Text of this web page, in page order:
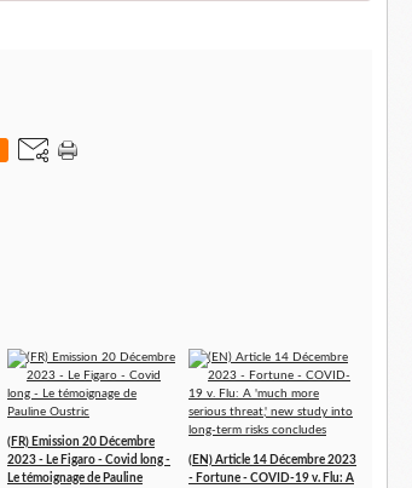
(FR) Emission 20 Décembre
2023 - Le Figaro - Covid long -
Le témoignage de Pauline
(EN) Article 14 Décembre 2023
- Fortune - COVID-19 v. Flu: A